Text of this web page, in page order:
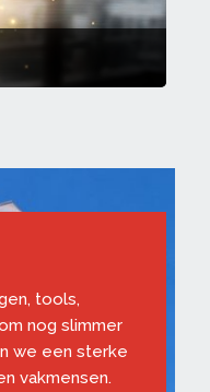
tools,
nog slimmer
we een sterke
vakmensen.